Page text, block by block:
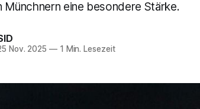
Münchnern eine besondere Stärke.
Nov. 2025 —1 Min. Lesezeit